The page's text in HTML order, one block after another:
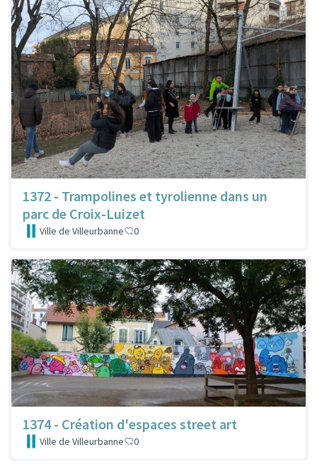
1372 - Trampolines et tyrolienne dans un
parc de Croix-Luizet
Ville de Villeurbanne 0
1374 - Création d'espaces street art
Ville de Villeurbanne 0